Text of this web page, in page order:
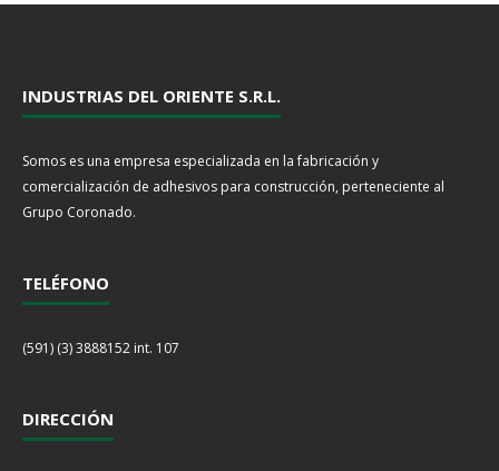
INDUSTRIAS DEL ORIENTE S.R.L.
Somos es una empresa especializada en la fabricación y
comercialización de adhesivos para construcción, perteneciente al
Grupo Coronado.
TELÉFONO
(591) (3) 3888152 int. 107
DIRECCIÓN